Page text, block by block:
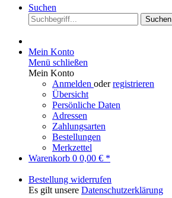
Suchen
Suchen
Mein Konto
Menü schließen
Mein Konto
Anmelden oderregistrieren
Übersicht
Persönliche Daten
Adressen
Zahlungsarten
Bestellungen
Merkzettel
Warenkorb 0 0,00 € *
Bestellung widerrufen
Es gilt unsere Datenschutzerklärung